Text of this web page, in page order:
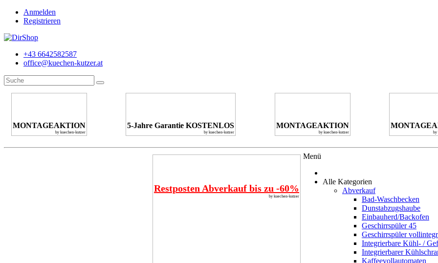
Anmelden
Registrieren
+43 6642582587
office@kuechen-kutzer.at
MONTAGEAKTION
by kuechen-kutzer
5-Jahre Garantie KOSTENLOS
by kuechen-kutzer
MONTAGEAKTION
by kuechen-kutzer by
Restposten Abverkauf bis zu -60%
by kuechen-kutzer
Menü
Alle Kategorien
Abverkauf
Bad-Waschbecken
Dunstabzugshaube
Einbauherd/Backofen
Geschirrspüler 45
Geschirrspüler
Integrierbare Kühl- /
Integrierbarer
Kaffeevollautomaten